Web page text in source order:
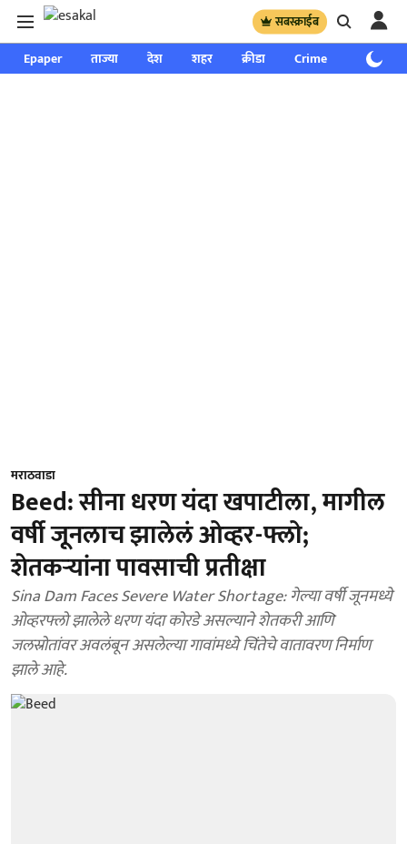
सबस्क्राईब
Epaper ताज्या देश शहर क्रीडा Crime साप्ताहिक
मराठवाडा
Beed: सीना धरण यंदा खपाटीला, मागील
वर्षी जूनलाच झालेलं ओव्हर-फ्लो;
शेतकऱ्यांना पावसाची प्रतीक्षा
Sina Dam Faces Severe Water Shortage: गेल्या वर्षी जूनमध्ये
ओव्हरफ्लो झालेले धरण यंदा कोरडे असल्याने शेतकरी आणि
जलस्रोतांवर अवलंबून असलेल्या गावांमध्ये चिंतेचे वातावरण निर्माण
झाले आहे.